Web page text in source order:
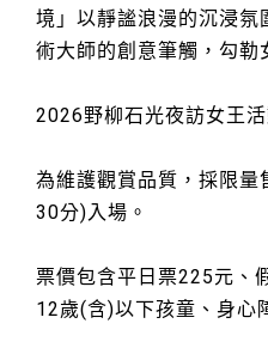
境」以靜謐浪漫的沉浸
術大師的創意筆觸，勾勒
2026野柳石光夜訪女王
為維護觀賞品質，採限
30分)入場。
票價包含平日票225元、
12歲(含)以下孩童、身心